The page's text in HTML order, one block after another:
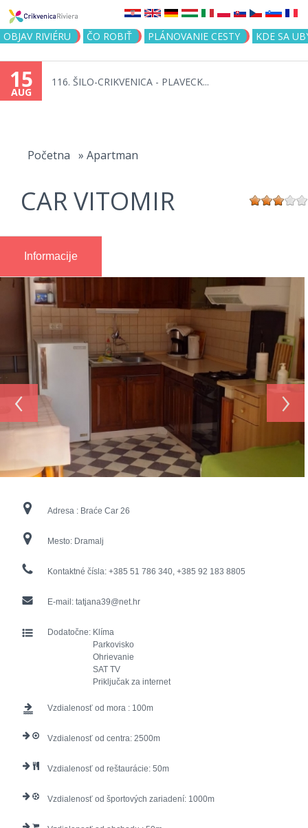
Jump to navigation
OBJAV RIVIÉRU ČO ROBIŤ PLÁNOVANIE CESTY KDE SA
15
AUG
116. ŠILO-CRIKVENICA - PLAVECK...
Početna » Apartman
CAR VITOMIR
Informacije
‹ ›
Adresa : Braće Car 26
Mesto: Dramalj
Kontaktné čísla: +385 51 786 340, +385 92 183 8805
E-mail: tatjana39@net.hr
Dodatočne: Klíma
Parkovisko
Ohrievanie
SAT TV
Priključak za internet
Vzdialenosť od mora : 100
Vzdialenosť od centra: 2500
Vzdialenosť od reštaurácie: 50
Vzdialenosť od športových zariadení: 1000